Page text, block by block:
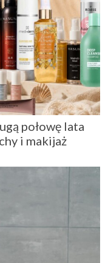
połowę lata
i makijaż